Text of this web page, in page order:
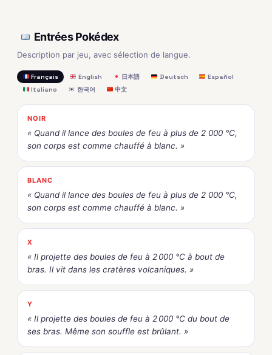
Entrées Pokédex
Description par jeu, avec sélection de langue.
Français English 日本語 Deutsch
Español
Italiano
한국어 中文
NOIR
« Quand il lance des boules de feu à plus de 2 000 °C,
son corps est comme chauffé à blanc. »
BLANC
« Quand il lance des boules de feu à plus de 2 000 °C,
son corps est comme chauffé à blanc. »
X
« Il projette des boules de feu à 2 000 °C à bout de
bras. Il vit dans les cratères volcaniques. »
Y
« Il projette des boules de feu à 2 000 °C du bout de
ses bras. Même son souffle est brûlant. »